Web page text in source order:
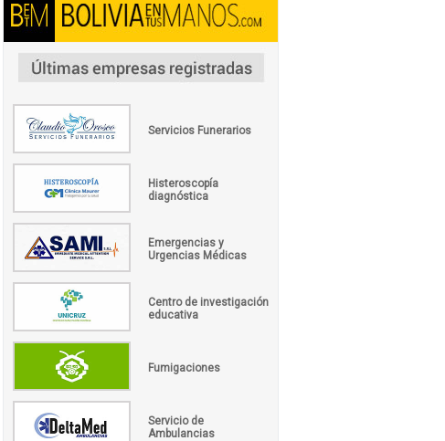
Servicios Funerarios
Histeroscopía
diagnóstica
Emergencias y
Urgencias Médicas
Centro de investigación
educativa
Fumigaciones
Servicio de
Ambulancias